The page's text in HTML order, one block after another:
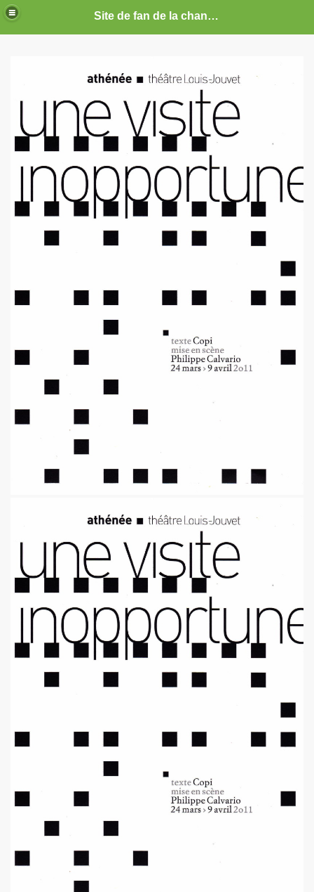
Site de fan de la chanteuse Marie France
: photos, documents, tracts, interviews, articles, etc.
2019 a decembre 2026.
2017 a decembre 2019.
2016 a decembre 2016.
2015 a juin 2016.
2011 a juin 2011.
2009 a decembre 2009.
2008 a decembre 2008.
(a partir d'octobre 2021).
1977 a 1983.
(et courrier des lecteurs de "JUKE
MARIE FRANCE parus entre 2006 et 2012.
set-lists.
fanzine L ORDONNANCE (2004).
: concerts, spectacles, expositions, cabaret, etc.
"AJASPHERE" le 28 octobre 2025 au Petit Bain (75013